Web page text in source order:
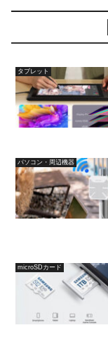
タブレット
パソコン・周辺機器
microSDカード